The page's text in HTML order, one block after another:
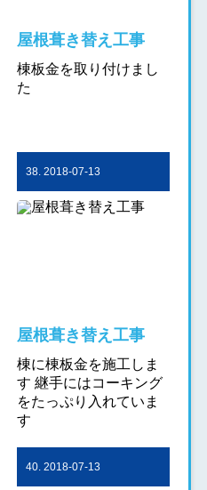
屋根葺き替え工事
棟板金を取り付けまし
た
38. 2018-07-13
屋根葺き替え工事
棟に棟板金を施工しま
す 継手にはコーキング
をたっぷり入れていま
す
40. 2018-07-13